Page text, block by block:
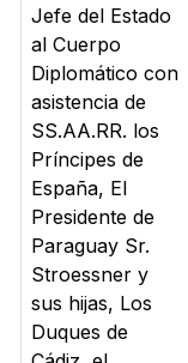
Jefe del Estado
al Cuerpo
Diplomático con
asistencia de
SS.AA.RR. los
Príncipes de
España, El
Presidente de
Paraguay Sr.
Stroessner y
sus hijas, Los
Duques de